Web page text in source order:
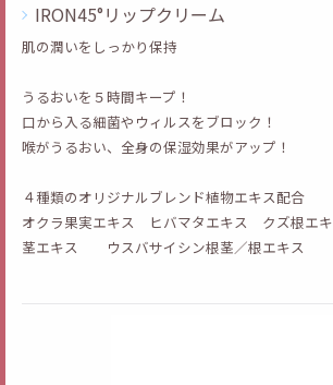
IRON45°リップクリーム
肌の潤いをしっかり保持
うるおいを５時間キープ！
口から入る細菌やウィルスをブロック！
喉がうるおい、全身の保湿効果がアップ！
４種類のオリジナルブレンド植物エキス配合
オクラ果実エキス ヒバマタエキス クズ根エ
茎エキス ウスバサイシン根茎／根エキス